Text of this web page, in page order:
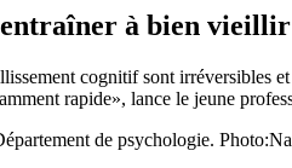
à bien vieillir
cognitif sont irréversibles
rapide», lance le jeune
de psychologie.